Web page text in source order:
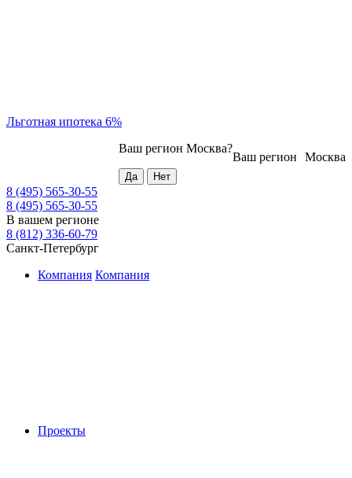
Льготная ипотека 6%
Москва
Ваш регион
Ваш регион Москва?
8 (495) 565-30-55
8 (495) 565-30-55
В вашем регионе
8 (812) 336-60-79
Санкт-Петербург
Компания Компания
Проекты